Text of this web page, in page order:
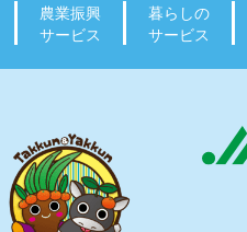
農業振興
サービス
暮らしの
サービス